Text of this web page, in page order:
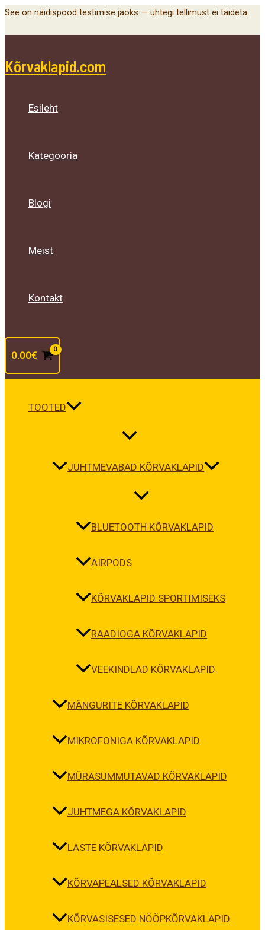
Skip
See on näidispood testimise jaoks — ühtegi tellimust ei täideta.
Kõrvaklapid.com
Esileht
Kategooria
Blogi
Meist
Kontakt
0.00€
TOOTED
Menu
Toggle
JUHTMEVABAD KÕRVAKLAPID
Menu
Toggle
BLUETOOTH KÕRVAKLAPID
AIRPODS
KÕRVAKLAPID SPORTIMISEKS
RAADIOGA KÕRVAKLAPID
VEEKINDLAD KÕRVAKLAPID
MÄNGURITE KÕRVAKLAPID
MIKROFONIGA KÕRVAKLAPID
MÜRASUMMUTAVAD KÕRVAKLAPID
JUHTMEGA KÕRVAKLAPID
LASTE KÕRVAKLAPID
KÕRVAPEALSED KÕRVAKLAPID
KÕRVASISESED NÖÖPKÕRVAKLAPID
Menu
Toggle
Main
Menu